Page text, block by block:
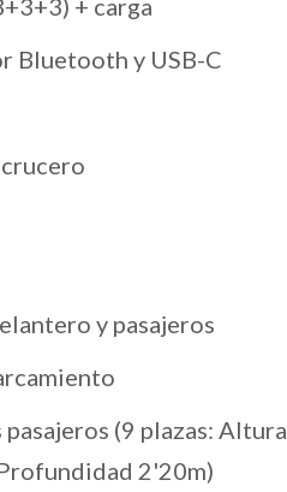
+ carga
Bluetooth y USB-C
y pasajeros
(9 plazas: Altura
2'20m)